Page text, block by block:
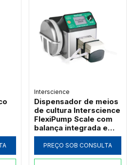
e
Interscience
Dispensador de meios
de cultura Interscience
FlexiPump Scale com
balança integrada e
rastreabilidade
PREÇO SOB CONSULTA